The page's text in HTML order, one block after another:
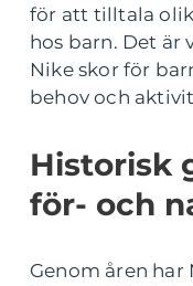
för att tilltala
hos barn. Det
Nike skor för
behov och
Historisk
för- och
Genom åren